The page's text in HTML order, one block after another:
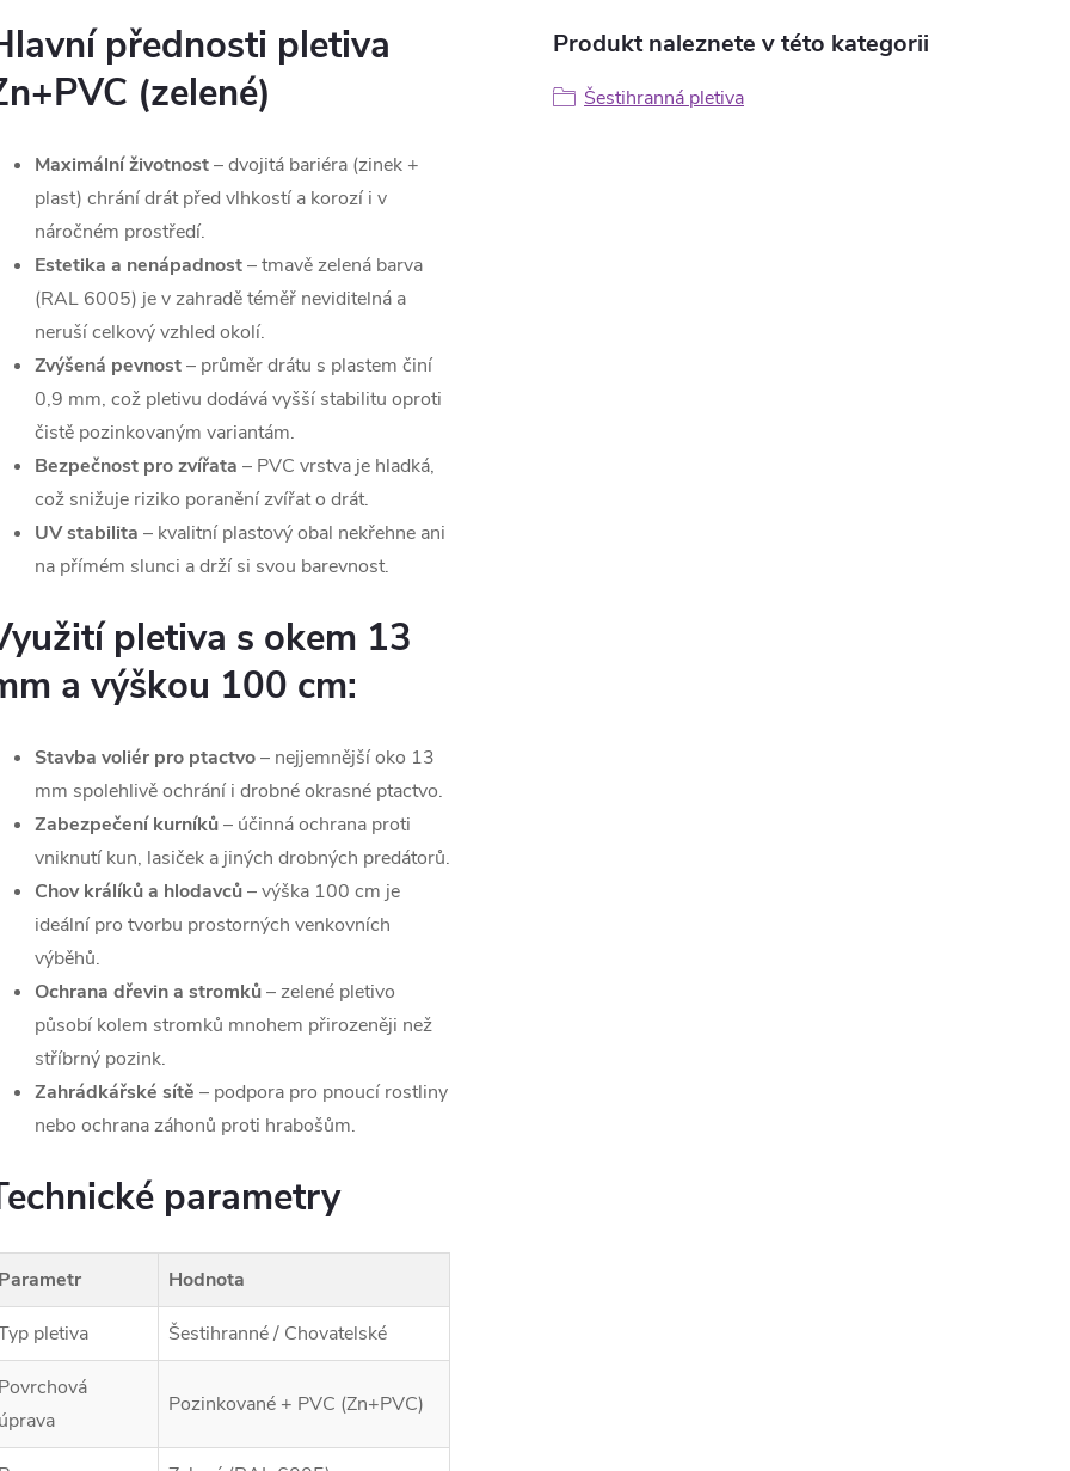
přednosti pletiva
(zelené)
Maximální životnost– dvojitá bariéra (zinek +
plast) chrání drát před vlhkostí a korozí i v
náročném prostředí.
Estetika a nenápadnost– tmavě zelená barva
(RAL 6005) je v zahradě téměř neviditelná a
neruší celkový vzhled okolí.
Zvýšená pevnost– průměr drátu s plastem činí
0,9 mm, což pletivu dodává vyšší stabilitu oproti
čistě pozinkovaným variantám.
Bezpečnost pro zvířata – PVC vrstva je hladká,
což snižuje riziko poranění zvířat o drát.
UV stabilita – kvalitní plastový obal nekřehne ani
na přímém slunci a drží si svou barevnost.
pletiva s okem 13
a výškou 100 cm:
Stavba voliér pro ptactvo– nejjemnější oko 13
mm spolehlivě ochrání i drobné okrasné ptactvo.
Zabezpečení kurníků– účinná ochrana proti
vniknutí kun, lasiček a jiných drobných predátorů.
Chov králíků a hlodavců– výška 100 cm je
ideální pro tvorbu prostorných venkovních
výběhů.
Ochrana dřevin a stromků– zelené pletivo
působí kolem stromků mnohem přirozeněji než
stříbrný pozink.
Zahrádkářské sítě – podpora pro pnoucí rostliny
nebo ochrana záhonů proti hrabošům.
parametry
Parametr Hodnota
pletiva Šestihranné / Chovatelské
Povrchová
úprava
Pozinkované + PVC (Zn+PVC)
Produkt naleznete v této kategorii
Šestihranná pletiva